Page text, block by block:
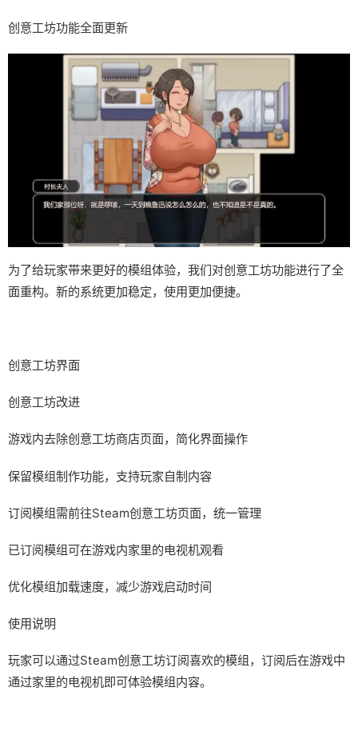
创意工坊功能全面更新
为了给玩家带来更好的模组体验，我们对创意工坊功能进行了全
面重构。新的系统更加稳定，使用更加便捷。
创意工坊界面
创意工坊改进
游戏内去除创意工坊商店页面，简化界面操作
保留模组制作功能，支持玩家自制内容
订阅模组需前往Steam创意工坊页面，统一管理
已订阅模组可在游戏内家里的电视机观看
优化模组加载速度，减少游戏启动时间
使用说明
玩家可以通过Steam创意工坊订阅喜欢的模组，订阅后在游戏中
通过家里的电视机即可体验模组内容。